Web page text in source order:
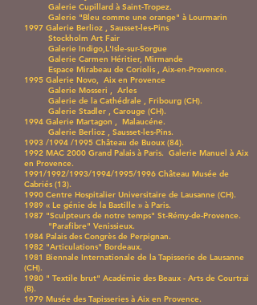
Galerie Cupillard à Saint-Tropez.
Galerie "Bleu comme une orange" à Lourmarin
1997 Galerie Berlioz , Sausset-les-Pins
Stockholm Art Fair
Galerie Indigo,L'Isle-sur-Sorgue
Galerie Carmen Héritier, Mirmande
Espace Mirabeau de Coriolis , Aix-en-Provence.
1995 Galerie Novo, Aix en Provence
Galerie Mosseri , Arles
Galerie de la Cathédrale , Fribourg (CH).
Galerie Stadler , Carouge (CH).
1994 Galerie Martagon , Malaucéne.
Galerie Berlioz , Sausset-les-Pins.
1993 /1994 /1995 Château de Buoux (84).
1992 MAC 2000 Grand Palais à Paris. Galerie Manuel à Aix
en Provence.
1991/1992/1993/1994/1995/1996 Château Musée de
Cabriés (13).
1990 Centre Hospitalier Universitaire de Lausanne (CH).
1989 « Le génie de la Bastille » à Paris.
1987 "Sculpteurs de notre temps" St-Rémy-de-Provence.
"Parafibre" Venissieux.
1984 Palais des Congrès de Perpignan.
1982 "Articulations" Bordeaux.
1981 Biennale Internationale de la Tapisserie de Lausanne
(CH).
1980 " Textile brut" Académie des Beaux - Arts de Courtrai
(B).
1979 Musée des Tapisseries à Aix en Provence.